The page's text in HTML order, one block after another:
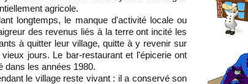
agricole.
longtemps, le manque d'activité locale ou
des revenus liés à la terre ont incité les
à quitter leur village, quitte à y revenir sur
vieux jours. Le bar-restaurant et l'épicerie ont
dans les années 1980.
le village reste vivant : il a conservé son